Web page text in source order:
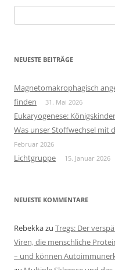
nach:
NEUESTE BEITRÄGE
Magnetomakrophagisch
finden
31. Mai 2026
Eukaryogenese:
Was unser Stoffwechsel mit
Februar 2026
Lichtgruppe 15. Januar 2026
NEUESTE KOMMENTARE
Rebekkazu Tregs: Der
Viren, die menschliche
– und können